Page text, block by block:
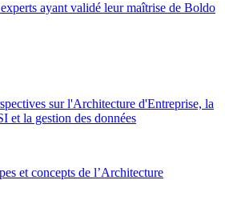
ayant validé leur maîtrise de Boldo
sur l'Architecture d'Entreprise, la
et la gestion des données
et concepts de l’Architecture